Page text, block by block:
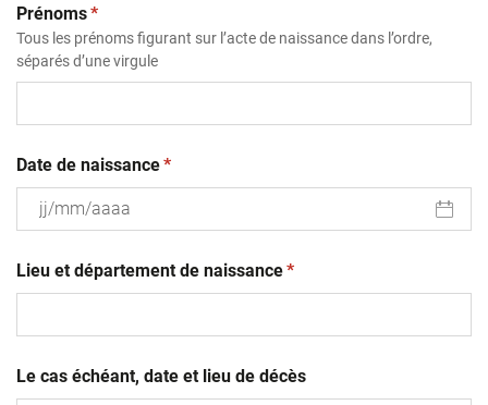
Prénoms(obligatoire)
*
Tous les prénoms figurant sur l’acte de naissance dans l’ordre,
séparés d’une virgule
Date de naissance(obligatoire)
*
slash
MM
Lieu et département de naissance(obligatoire)
*
Le cas échéant, date et lieu de décès